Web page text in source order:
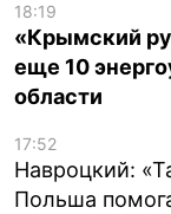
18:19
«Крымский
еще 10
области
17:52
Навроцкий:
Польша